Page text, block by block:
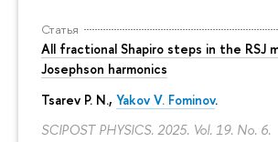
Статья
All fractional Shapiro steps in the RSJ
Josephson harmonics
Tsarev P. N., Yakov V. Fominov.
SCIPOST PHYSICS. 2025. Vol. 19. No. 6.